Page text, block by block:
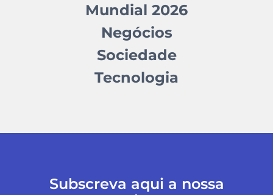
Mundial 2026
Negócios
Sociedade
Tecnologia
Subscreva aqui a nossa